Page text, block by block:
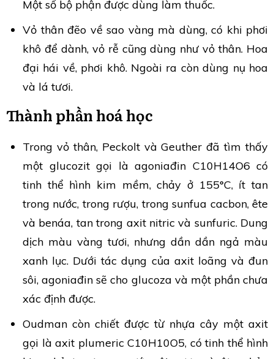
Một số bộ phận được dùng làm thuốc.
Vỏ thân đẽo về sao vàng mà dùng, có khi phơi
khô để dành, vỏ rễ cũng dùng như vỏ thân. Hoa
đại hái về, phơi khô. Ngoài ra còn dùng nụ hoa
và lá tươi.
Thành phần hoá học
Trong vỏ thân, Peckolt và Geuther đã tìm thấy
một glucozit gọi là agoniađin C10H14O6 có
tinh thể hình kim mềm, chảy ở 155°C, ít tan
trong nước, trong rượu, trong sunfua cacbon, ête
và benáa, tan trong axit nitric và sunfuric. Dung
dịch màu vàng tươi, nhưng dần dần ngả màu
xanh lục. Dưới tác dụng của axit loãng và đun
sôi, agoniađin sẽ cho glucoza và một phần chưa
xác định được.
Oudman còn chiết được từ nhựa cây một axit
gọi là axit plumeric C10H10O5, có tinh thể hình